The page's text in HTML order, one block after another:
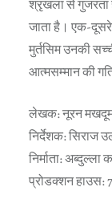
श्रृंखला से गुजरता
जाता है। एक-
मुर्तसिम उनकी
आत्मसम्मान की
लेखक: नूरन
निर्देशक: सिराज
निर्माता:
प्रोडक्शन हाउस: